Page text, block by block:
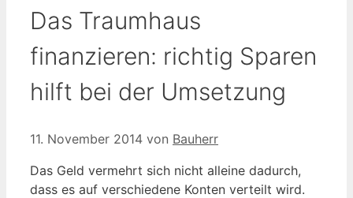
Das Traumhaus
finanzieren: richtig Sparen
hilft bei der Umsetzung
11. November 2014 von Bauherr
Das Geld vermehrt sich nicht alleine dadurch,
dass es auf verschiedene Konten verteilt wird.